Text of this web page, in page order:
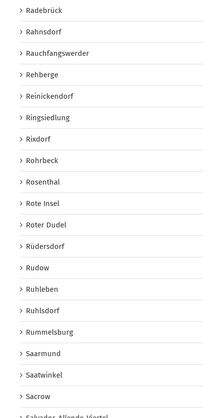
Radebrück
Rahnsdorf
Rauchfangswerder
Rehberge
Reinickendorf
Ringsiedlung
Rixdorf
Rohrbeck
Rosenthal
Rote Insel
Roter Dudel
Rüdersdorf
Rudow
Ruhleben
Ruhlsdorf
Rummelsburg
Saarmund
Saatwinkel
Sacrow